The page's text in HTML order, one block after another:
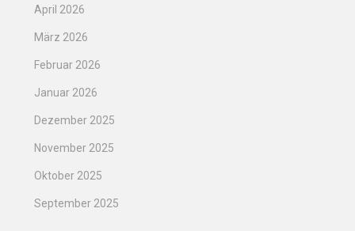
April 2026
März 2026
Februar 2026
Januar 2026
Dezember 2025
November 2025
Oktober 2025
September 2025